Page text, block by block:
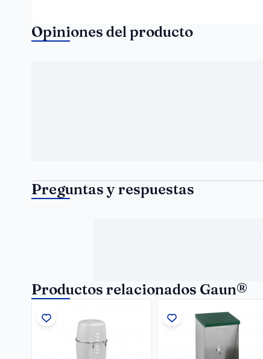
Opiniones del producto
Preguntas y respuestas
Productos relacionados Gaun®